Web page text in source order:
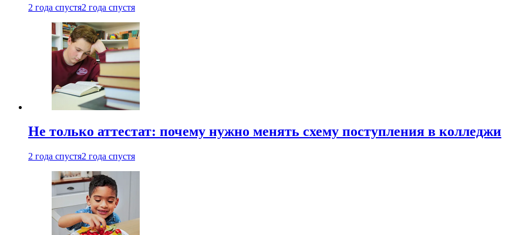
2 года спустя2 года спустя
Не только аттестат: почему нужно менять схему поступления в колледжи
2 года спустя2 года спустя